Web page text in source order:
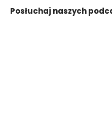
Posłuchaj naszych